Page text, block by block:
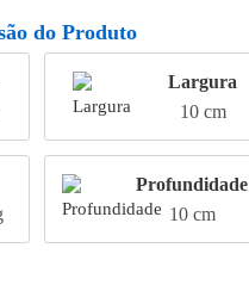
do Produto
Largura
10 cm
Profundidade
10 cm